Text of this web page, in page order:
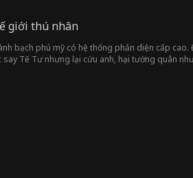
giới thú nhân
bạch phú mỹ có hệ thống phản diện cấp
say Tế Tư nhưng lại cứu anh, hại tướng quân